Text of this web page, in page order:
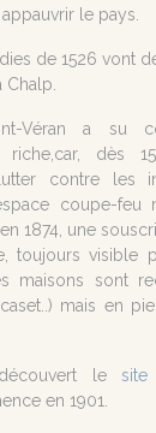
le pays.
de 1526 vont
Chalp.
Véran a su
riche,car, dès
contre les
coupe-feu
1874, une
toujours visible
maisons sont
mais en
le
en 1901.